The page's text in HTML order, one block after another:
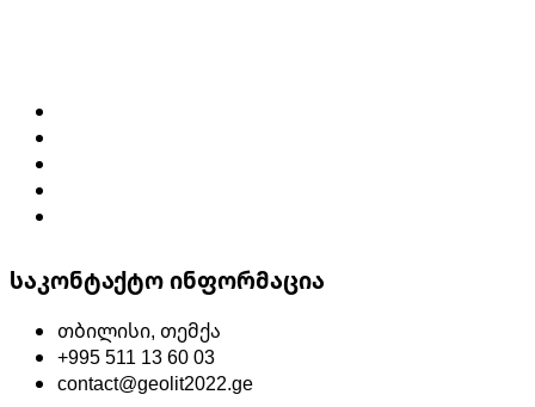
საკონტაქტო ინფორმაცია
თბილისი, თემქა
+995 511 13 60 03
contact@geolit2022.ge